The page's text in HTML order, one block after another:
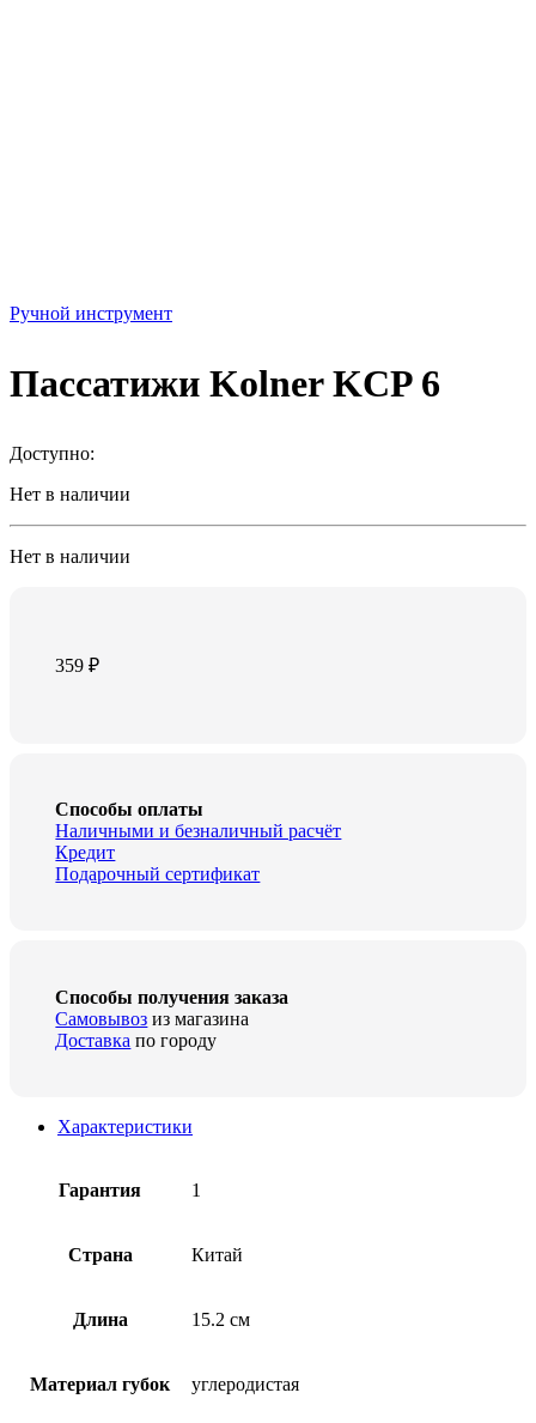
Ручной инструмент
Пассатижи Kolner KCP 6
Доступно:
Нет в наличии
Нет в наличии
359₽
Способы оплаты
Наличными и безналичный расчёт
Кредит
Подарочный сертификат
Способы получения заказа
Самовывоз из магазина
Доставка по городу
Характеристики
Гарантия 1
Страна Китай
Длина 15.2 см
Материал губок углеродистая